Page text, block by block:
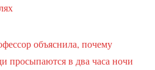
объяснила, почему
просыпаются в два часа ночи